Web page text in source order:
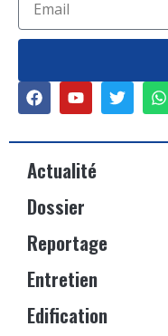
Actualité
Dossier
Reportage
Entretien
Edification